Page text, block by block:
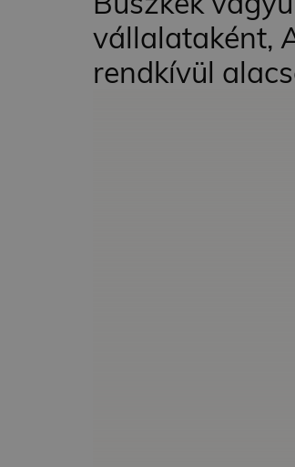
vállalataként,
rendkívül